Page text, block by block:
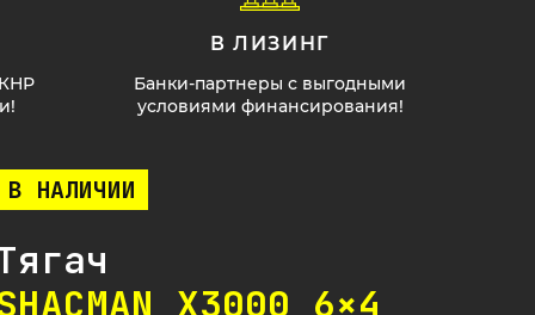
В ЛИЗИНГ
Банки-партнеры с выгодными
условиями финансирования!
В НАЛИЧИИ
X3000 6×4